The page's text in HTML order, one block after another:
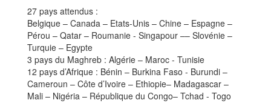
27 pays attendus :
Belgique – Canada – Etats-Unis – Chine – Espagne –
Pérou – Qatar – Roumanie - Singapour –– Slovénie –
Turquie – Egypte
3 pays du Maghreb : Algérie – Maroc - Tunisie
12 pays d’Afrique : Bénin – Burkina Faso - Burundi –
Cameroun – Côte d’Ivoire – Ethiopie– Madagascar –
Mali – Nigéria – République du Congo– Tchad - Togo